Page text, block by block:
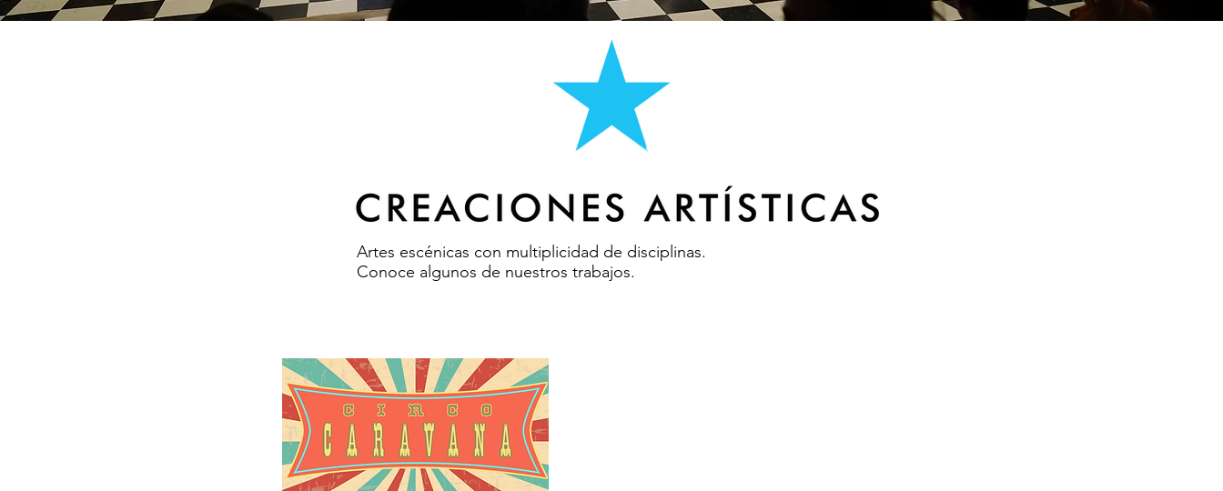
Artes escénicas con multiplicidad de disciplinas.
Conoce algunos de nuestros trabajos.